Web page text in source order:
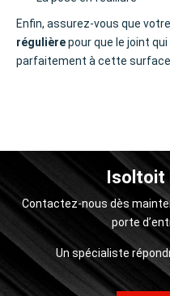
Enfin, assurez-vous que votre
régulièrepour que le joint
parfaitement à cette surface.
Isoltoit
Contactez-nous dès
porte
Un spécialiste